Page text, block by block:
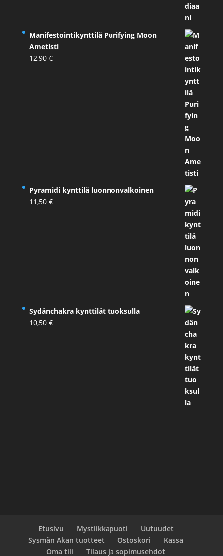
Manifestointikynttilä Purifying Moon
Ametisti
12,90 €
Pyramidi kynttilä luonnonvalkoinen
11,50 €
Sydänchakra kynttilät tuoksulla
10,50 €
Etusivu Mystiikkapuoti
Uutuudet
Sysmän Akan tuotteet
Ostoskori
Kassa
Oma tili
Tilaus ja sopimusehdot